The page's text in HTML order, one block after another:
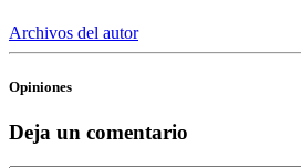
Archivos del autor
Opiniones
Deja un comentario